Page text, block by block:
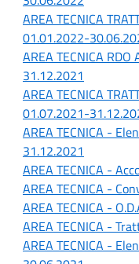
AREA TECNICA
01.01.2022-
AREA TECNICA
31.12.2021
AREA TECNICA
01.07.2021-
AREA TECNICA -
31.12.2021
AREA TECNICA -
AREA TECNICA -
AREA TECNICA -
AREA TECNICA -
AREA TECNICA -